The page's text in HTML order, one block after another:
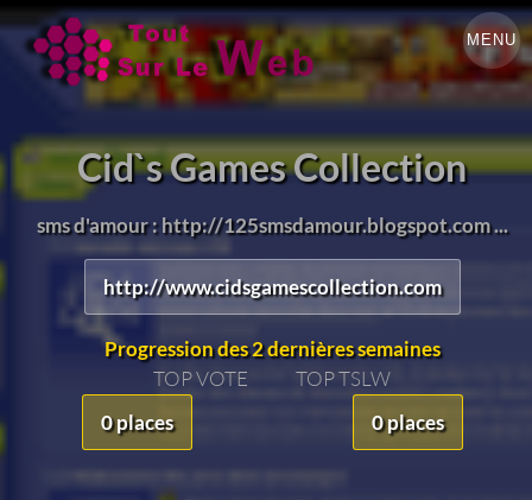
MENU
Cid`s Games Collection
sms d'amour : http://125smsdamour.blogspot.com ...
http://www.cidsgamescollection.com
Progression des 2 dernières semaines
TOP VOTE
0 places
TOP TSLW
0 places